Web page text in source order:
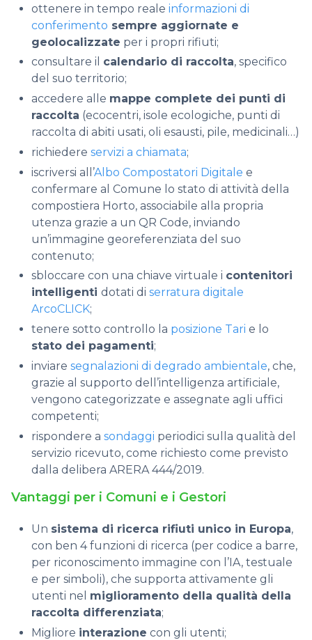
ottenere in tempo reale informazioni di
conferimento sempre aggiornate e
geolocalizzate per i propri rifiuti;
consultare il calendario di raccolta, specifico
del suo territorio;
accedere alle mappe complete dei punti di
raccolta (ecocentri, isole ecologiche, punti di
raccolta di abiti usati, oli esausti, pile, medicinali…)
richiedere servizi a chiamata;
iscriversi all’Albo Compostatori Digitale e
confermare al Comune lo stato di attività della
compostiera Horto, associabile alla propria
utenza grazie a un QR Code, inviando
un’immagine georeferenziata del suo
contenuto;
sbloccare con una chiave virtuale i contenitori
intelligenti dotati di serratura digitale
ArcoCLICK;
tenere sotto controllo la posizione Tari e lo
stato dei pagamenti;
inviare segnalazioni di degrado ambientale, che,
grazie al supporto dell’intelligenza artificiale,
vengono categorizzate e assegnate agli uffici
competenti;
rispondere a sondaggi periodici sulla qualità del
servizio ricevuto, come richiesto come previsto
dalla delibera ARERA 444/2019.
Vantaggi per i Comuni e i Gestori
Un sistema di ricerca rifiuti unico in Europa,
con ben 4 funzioni di ricerca (per codice a barre,
per riconoscimento immagine con l’IA, testuale
e per simboli), che supporta attivamente gli
utenti nel miglioramento della qualità della
raccolta differenziata;
Migliore interazione con gli utenti;